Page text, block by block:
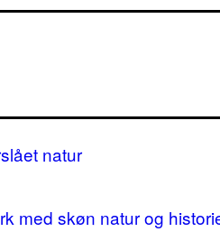
natur
med skøn natur og